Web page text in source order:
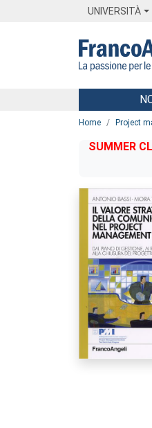
UNIVERSITÀ
Menu
Home Project
SUMMER